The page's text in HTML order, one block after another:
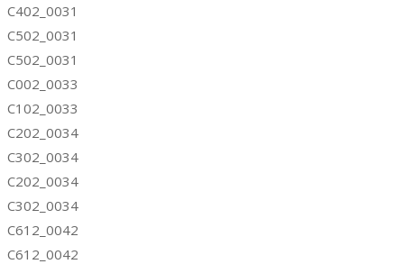
C402_0031
C502_0031
C502_0031
C002_0033
C102_0033
C202_0034
C302_0034
C202_0034
C302_0034
C612_0042
C612_0042